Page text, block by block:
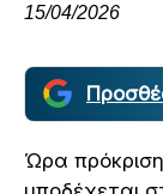
15/04/2026
Ώρα